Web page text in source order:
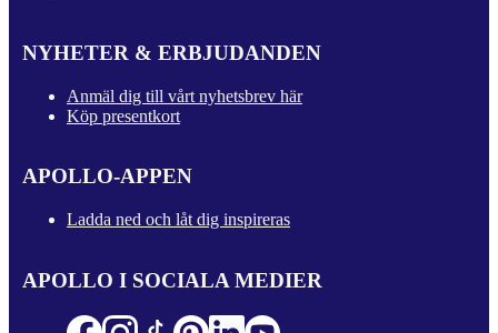
NYHETER & ERBJUDANDEN
Anmäl dig till vårt nyhetsbrev här
Köp presentkort
APOLLO-APPEN
Ladda ned och låt dig inspireras
APOLLO I SOCIALA MEDIER